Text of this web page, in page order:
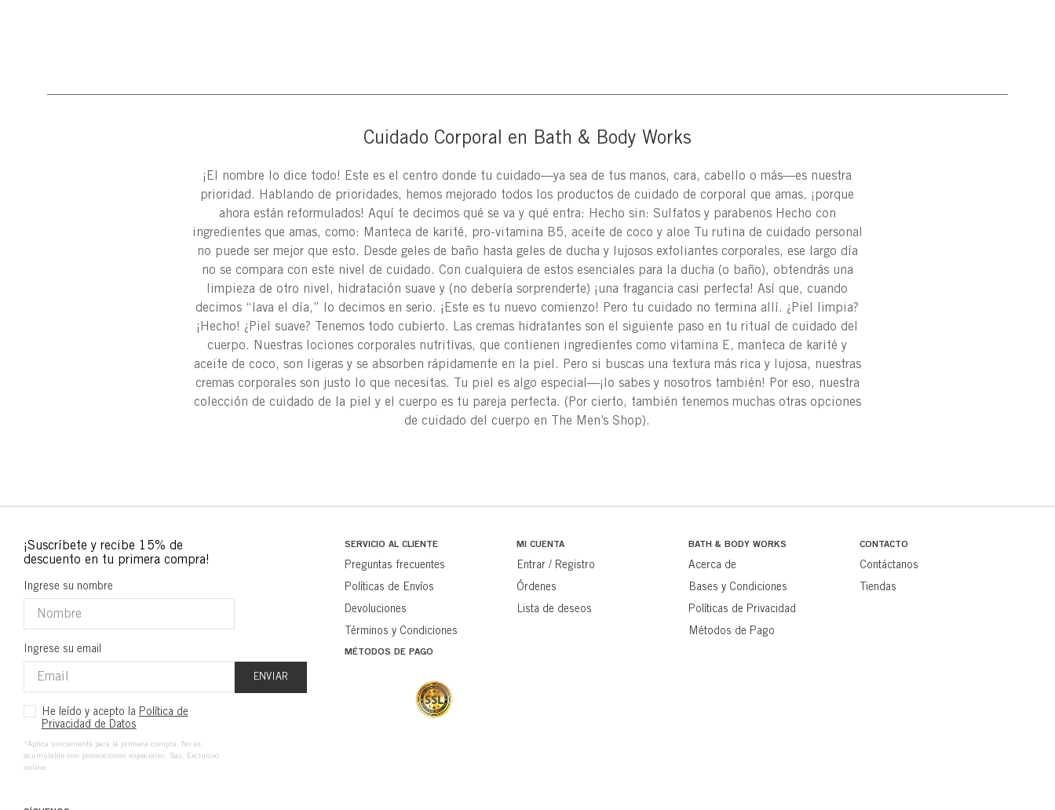
Cuidado Corporal en Bath & Body Works
¡El nombre lo dice todo! Este es el centro donde tu cuidado—ya sea de tus manos, cara, cabello o más—es nuestra
prioridad. Hablando de prioridades, hemos mejorado todos los productos de cuidado de corporal que amas, ¡porque
ahora están reformulados! Aquí te decimos qué se va y qué entra: Hecho sin: Sulfatos y parabenos Hecho con
ingredientes que amas, como: Manteca de karité, pro-vitamina B5, aceite de coco y aloe Tu rutina de cuidado personal
no puede ser mejor que esto. Desde geles de baño hasta geles de ducha y lujosos exfoliantes corporales, ese largo día
no se compara con este nivel de cuidado. Con cualquiera de estos esenciales para la ducha (o baño), obtendrás una
limpieza de otro nivel, hidratación suave y (no debería sorprenderte) ¡una fragancia casi perfecta! Así que, cuando
decimos “lava el día,” lo decimos en serio. ¡Este es tu nuevo comienzo! Pero tu cuidado no termina allí. ¿Piel limpia?
¡Hecho! ¿Piel suave? Tenemos todo cubierto. Las cremas hidratantes son el siguiente paso en tu ritual de cuidado del
cuerpo. Nuestras lociones corporales nutritivas, que contienen ingredientes como vitamina E, manteca de karité y
aceite de coco, son ligeras y se absorben rápidamente en la piel. Pero si buscas una textura más rica y lujosa, nuestras
cremas corporales son justo lo que necesitas. Tu piel es algo especial—¡lo sabes y nosotros también! Por eso, nuestra
colección de cuidado de la piel y el cuerpo es tu pareja perfecta. (Por cierto, también tenemos muchas otras opciones
de cuidado del cuerpo en The Men’s Shop).
Ingrese su nombre
Ingrese su email
ENVIAR
He leído y acepto la Política de
Privacidad de Datos
*Aplica unicamente para la primera compra. No es
acumulable con promociones especiales, Sas. Exclusivo
online.
SERVICIO AL CLIENTE
Preguntas frecuentes
Políticas de Envíos
Devoluciones
Términos y Condiciones
MÉTODOS DE PAGO
MI CUENTA
Entrar / Registro
Órdenes
Lista de deseos
BATH & BODY WORKS
Acerca de
Bases y Condiciones
Políticas de Privacidad
Métodos de Pago
CONTACTO
Contáctanos
Tiendas